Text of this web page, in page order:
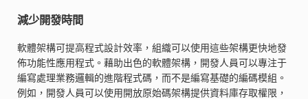
減少開發時間
軟體架構可提高程式設計效率，組織可以使用這些架構更快地發
佈功能性應用程式。藉助出色的軟體架構，開發人員可以專注于
編寫處理業務邏輯的進階程式碼，而不是編寫基礎的編碼模組。
例如，開發人員可以使用開放原始碼架構提供資料庫存取權限，